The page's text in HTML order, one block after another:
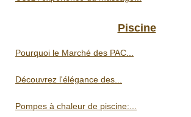
Piscine
Pourquoi le Marché des PAC...
Découvrez l'élégance des...
Pompes à chaleur de piscine:...